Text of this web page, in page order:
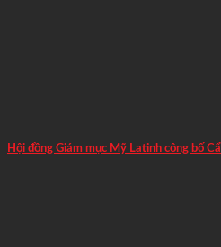
Hội đồng Giám mục Mỹ Latinh công bố